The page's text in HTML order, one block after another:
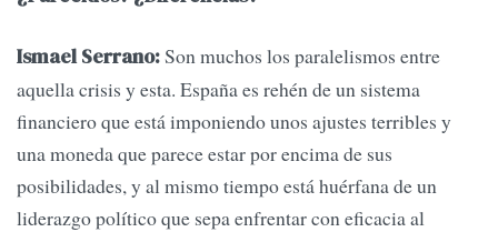
Ismael Serrano:Son muchos los paralelismos entre
aquella crisis y esta. España es rehén de un sistema
financiero que está imponiendo unos ajustes terribles y
una moneda que parece estar por encima de sus
posibilidades, y al mismo tiempo está huérfana de un
liderazgo político que sepa enfrentar con eficacia al